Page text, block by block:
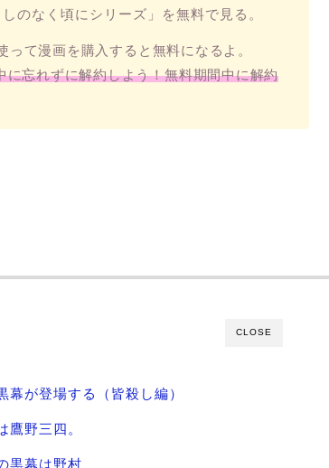
のなく頃にシリーズ」を無料で見る。
て漫画を購入すると無料になるよ。
忘れずに解約しよう！無料期間中に解約
CLOSE
幕が登場する（皆殺し編）
鷹野三四。
黒幕は野村